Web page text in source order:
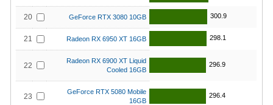
20 GeForce RTX 3080 10GB 300.9
21 Radeon RX 6950 XT 16GB 298.1
22
Radeon RX 6900 XT Liquid
Cooled 16GB
296.9
23
GeForce RTX 5080 Mobile
16GB
296.4